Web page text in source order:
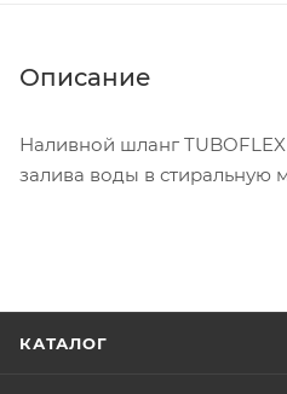
Описание
Наливной шланг
залива воды в стиральную
КАТАЛОГ